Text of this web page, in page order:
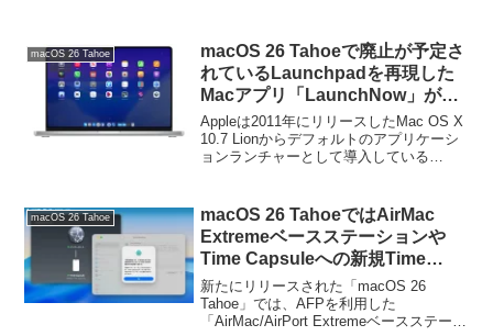
macOS 26 Tahoe
macOS 26 Tahoeで廃止が予定さ
れているLaunchpadを再現した
Macアプリ「LaunchNow」がリ
リース。
Appleは2011年にリリースしたMac OS X
10.7 Lionからデフォルトのアプリケーシ
ョンランチャーとして導入している
macOS 26 Tahoeでも使えるよう再現し
たアプリ「LaunchNow」が新たにリリー
スされています。
macOS 26 Tahoe
macOS 26 TahoeではAirMac
Extremeベースステーションや
Time Capsuleへの新規Time
Machineバックアップが不可能と
なっており、次期macOSでは利
用できなくなるので注意を。
新たにリリースされた「macOS 26
Tahoe」では、AFPを利用した
「AirMac/AirPort Extremeベースステーシ